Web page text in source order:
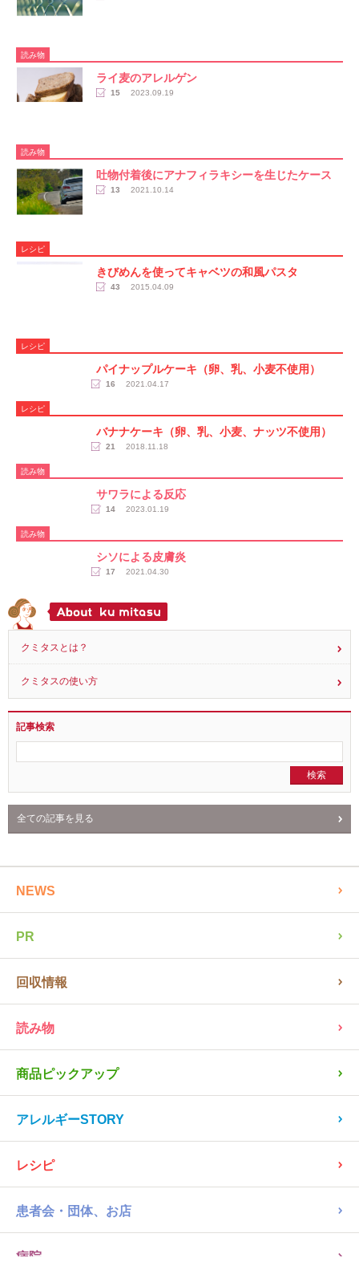
読み物
ライ麦のアレルゲン
15 2023.09.19
読み物
吐物付着後にアナフィラキシーを生じたケース
13 2021.10.14
レシピ
きびめんを使ってキャベツの和風パスタ
43 2015.04.09
レシピ
パイナップルケーキ（卵、乳、小麦不使用）
16 2021.04.17
21 2018.11.18
読み物
サワラによる反応
クミタスの使い方
記事検索
全ての記事を見る
NEWS
PR
回収情報
読み物
商品ピックアップ
アレルギーSTORY